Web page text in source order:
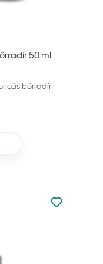
50 ml
bőrradír
Nincsen
Hozzáadás